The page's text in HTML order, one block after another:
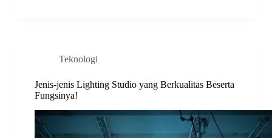
Teknologi
Jenis-jenis Lighting Studio yang Berkualitas Beserta
Fungsinya!